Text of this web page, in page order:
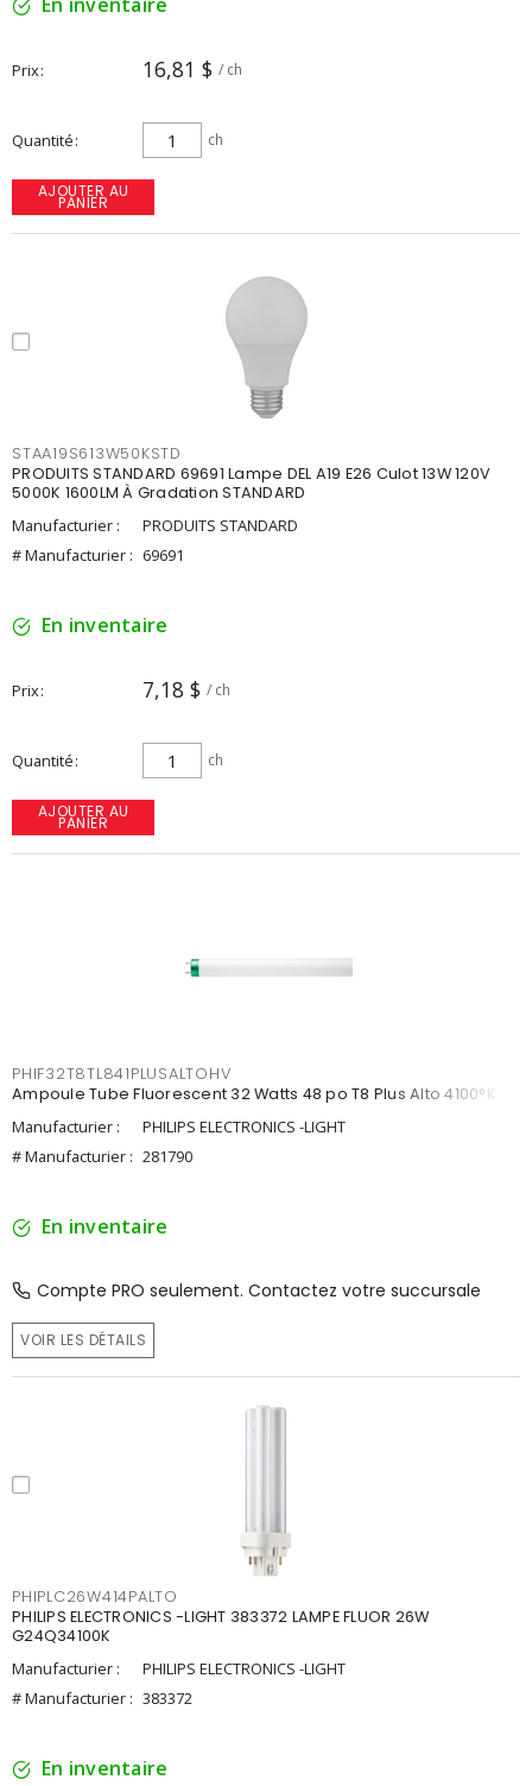
Prix 16,81 $ / ch
Quantité ch
AJOUTER AU
PANIER
STAA19S613W50KSTD
PRODUITS STANDARD 69691 Lampe DEL A19 E26 Culot 13W 120V
5000K 1600LM À Gradation STANDARD
Manufacturier :
PRODUITS STANDARD
# Manufacturier : 69691
En inventaire
Prix 7,18 $ / ch
Quantité ch
AJOUTER AU
PANIER
PHIF32T8TL841PLUSALTOHV
Ampoule Tube Fluorescent 32 Watts 48 po T8 Plus Alto 4100°K
Manufacturier :
PHILIPS ELECTRONICS -LIGHT
# Manufacturier : 281790
En inventaire
Compte PRO seulement. Contactez votre succursale
VOIR LES DÉTAILS
PHIPLC26W414PALTO
PHILIPS ELECTRONICS -LIGHT 383372 LAMPE FLUOR 26W
G24Q34100K
Manufacturier :
PHILIPS ELECTRONICS -LIGHT
# Manufacturier : 383372
En inventaire